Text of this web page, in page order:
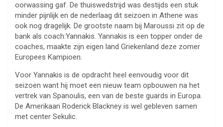
oorwassing gaf. De thuiswedstrijd was destijds een stuk
minder pijnlijk en de nederlaag dit seizoen in Athene was
ook nog dragelijk. De grootste naam bij Maroussi zit op de
bank als coach:Yannakis. Yannakis is een topper onder de
coaches, maakte zijn eigen land Griekenland deze zomer
Europees Kampioen.
Voor Yannakis is de opdracht heel eenvoudig voor dit
seizoen want hij moet een nieuw team opbouwen na het
vertrek van Spanoulis, een van de beste guards in Europa.
De Amerikaan Roderick Blackney is wel gebleven samen
met center Sekulic.